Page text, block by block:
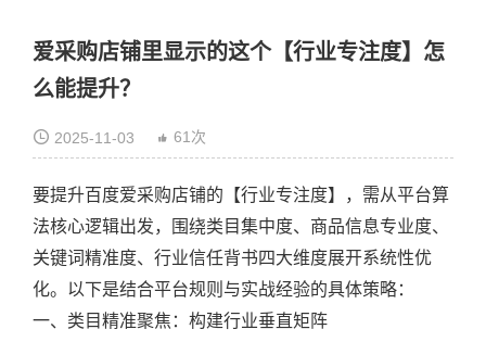
爱采购店铺里显示的这个【行业专注度】怎
么能提升？
2025-11-03 61次
要提升百度爱采购店铺的【行业专注度】，需从平台算
法核心逻辑出发，围绕类目集中度、商品信息专业度、
关键词精准度、行业信任背书四大维度展开系统性优
化。以下是结合平台规则与实战经验的具体策略：
一、类目精准聚焦：构建行业垂直矩阵